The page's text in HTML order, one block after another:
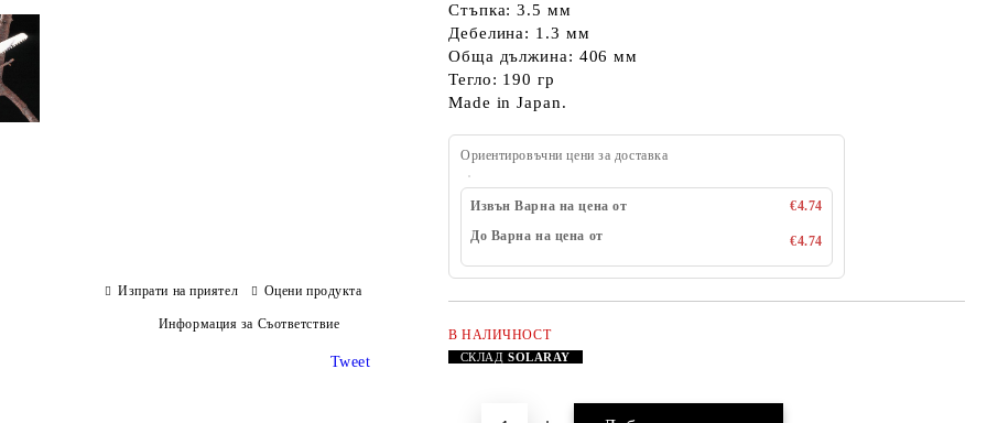
Стъпка: 3.5 мм
Дебелина: 1.3 мм
Обща дължина: 406 мм
Тегло: 190 гр
Made in Japan.
Ориентировъчни цени за доставка
Извън Варна на цена от
€4.74
До Варна на цена от
€4.74
В НАЛИЧНОСТ
СКЛАДSOLARAY
Изпрати на приятел Оцени продукта
Информация за Съответствие
Tweet